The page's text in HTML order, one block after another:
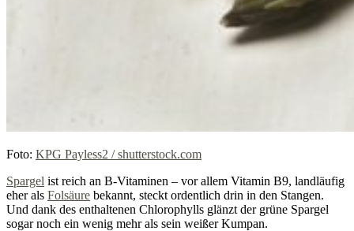
Foto: KPG Payless2 / shutterstock.com
Spargel ist reich an B-Vitaminen – vor allem Vitamin B9, landläufig
eher als Folsäure bekannt, steckt ordentlich drin in den Stangen.
Und dank des enthaltenen Chlorophylls glänzt der grüne Spargel
sogar noch ein wenig mehr als sein weißer Kumpan.